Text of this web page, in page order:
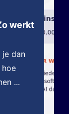
werkt
je dan
...